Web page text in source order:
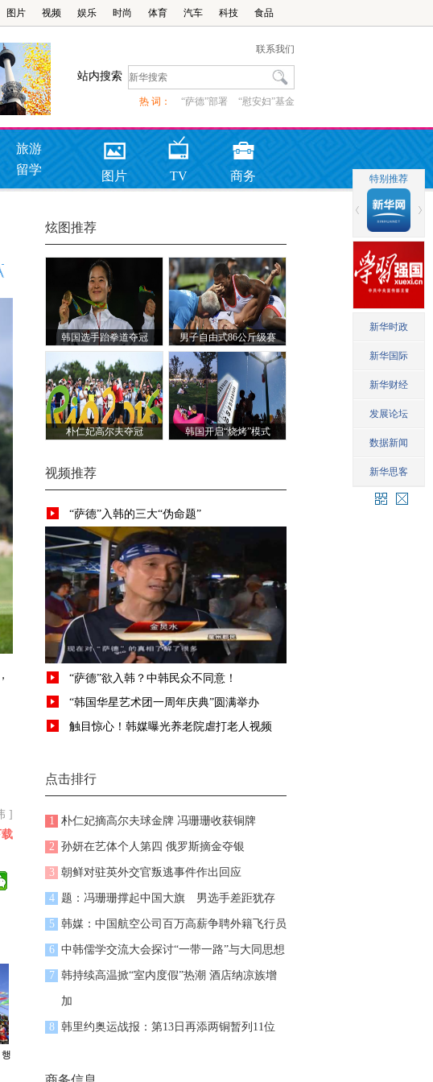
图片 视频 娱乐 时尚 体育 汽车 科技 食品
联系我们
站内搜索
热 词： “萨德”部署 “慰安妇”基金
旅游
留学 图片 TV 商务
炫图推荐
韩国选手跆拳道夺冠
男子自由式86公斤级赛
况
朴仁妃高尔夫夺冠 韩国开启“烧烤”模式
视频推荐
“萨德”入韩的三大“伪命题”
“萨德”欲入韩？中韩民众不同意！
“韩国华星艺术团一周年庆典”圆满举办
触目惊心！韩媒曝光养老院虐打老人视频
点击排行
1 朴仁妃摘高尔夫球金牌 冯珊珊收获铜牌
2 孙妍在艺体个人第四 俄罗斯摘金夺银
3 朝鲜对驻英外交官叛逃事件作出回应
4 题：冯珊珊撑起中国大旗 男选手差距犹存
5 韩媒：中国航空公司百万高薪争聘外籍飞行员
6 中韩儒学交流大会探讨“一带一路”与大同思想
7 韩持续高温掀“室内度假”热潮 酒店纳凉族增
加
8 韩里约奥运战报：第13日再添两铜暂列11位
]